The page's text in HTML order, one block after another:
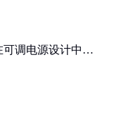
可调电源设计中的